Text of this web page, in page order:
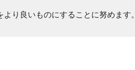
り良いものにすることに努めます。